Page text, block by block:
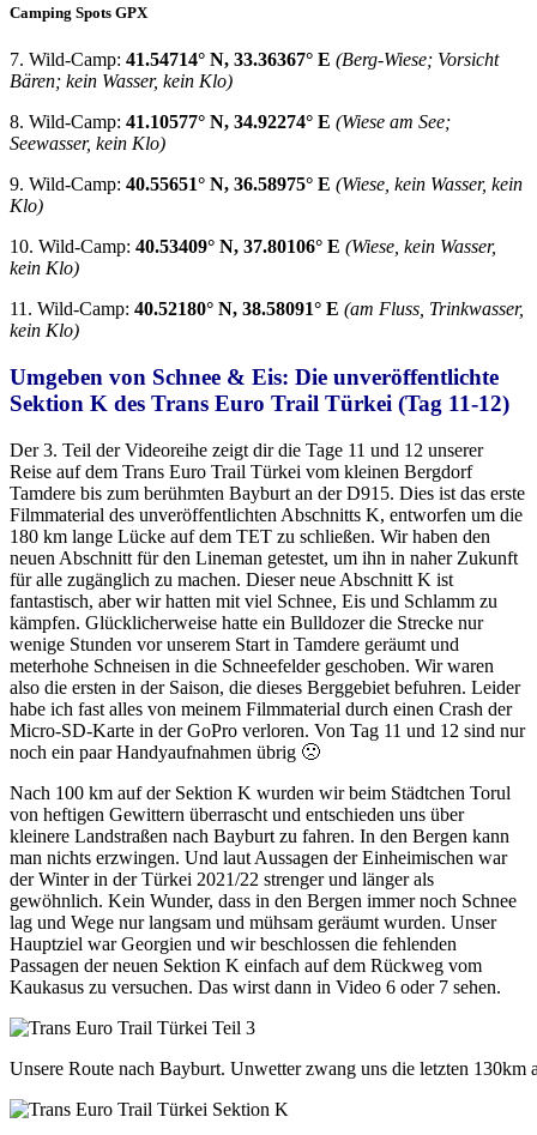
Camping Spots GPX
7. Wild-Camp: 41.54714° N, 33.36367° E (Berg-Wiese; Vorsicht
Bären; kein Wasser, kein Klo)
8. Wild-Camp: 41.10577° N, 34.92274° E (Wiese am See;
Seewasser, kein Klo)
9. Wild-Camp: 40.55651° N, 36.58975° E (Wiese, kein Wasser, kein
Klo)
10. Wild-Camp: 40.53409° N, 37.80106° E (Wiese, kein Wasser,
kein Klo)
11. Wild-Camp: 40.52180° N, 38.58091° E (am Fluss, Trinkwasser,
kein Klo)
Umgeben von Schnee & Eis: Die unveröffentlichte
Sektion K des Trans Euro Trail Türkei (Tag 11-12)
Der 3. Teil der Videoreihe zeigt dir die Tage 11 und 12 unserer
Reise auf dem Trans Euro Trail Türkei vom kleinen Bergdorf
Tamdere bis zum berühmten Bayburt an der D915. Dies ist das erste
Filmmaterial des unveröffentlichten Abschnitts K, entworfen um die
180 km lange Lücke auf dem TET zu schließen. Wir haben den
neuen Abschnitt für den Lineman getestet, um ihn in naher Zukunft
für alle zugänglich zu machen. Dieser neue Abschnitt K ist
fantastisch, aber wir hatten mit viel Schnee, Eis und Schlamm zu
kämpfen. Glücklicherweise hatte ein Bulldozer die Strecke nur
wenige Stunden vor unserem Start in Tamdere geräumt und
meterhohe Schneisen in die Schneefelder geschoben. Wir waren
also die ersten in der Saison, die dieses Berggebiet befuhren. Leider
habe ich fast alles von meinem Filmmaterial durch einen Crash der
Micro-SD-Karte in der GoPro verloren. Von Tag 11 und 12 sind nur
noch ein paar Handyaufnahmen übrig 🙁
Nach 100 km auf der Sektion K wurden wir beim Städtchen Torul
von heftigen Gewittern überrascht und entschieden uns über
kleinere Landstraßen nach Bayburt zu fahren. In den Bergen kann
man nichts erzwingen. Und laut Aussagen der Einheimischen war
der Winter in der Türkei 2021/22 strenger und länger als
gewöhnlich. Kein Wunder, dass in den Bergen immer noch Schnee
lag und Wege nur langsam und mühsam geräumt wurden. Unser
Hauptziel war Georgien und wir beschlossen die fehlenden
Passagen der neuen Sektion K einfach auf dem Rückweg vom
Kaukasus zu versuchen. Das wirst dann in Video 6 oder 7 sehen.
Unsere Route nach Bayburt. Unwetter zwang uns die letzten